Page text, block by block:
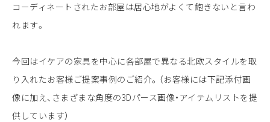
を依頼できるサービスです。
コーディネートでご提案する家具はイケア、
ニトリ、楽天、大塚家具など国内外全てのアイテムが対象となり
ます。
コーディネートされたお部屋は居心地がよくて飽きないと言わ
れます。
今回はイケアの家具を中心に各部屋で異なる北欧スタイルを取
り入れたお客様ご提案事例のご紹介。（お客様には下記添付画
像に加え、さまざまな角度の3Dパース画像・アイテムリストを提
供しています）